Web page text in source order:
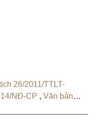
26/2011/TTLT-
NĐ-CP , Văn bản